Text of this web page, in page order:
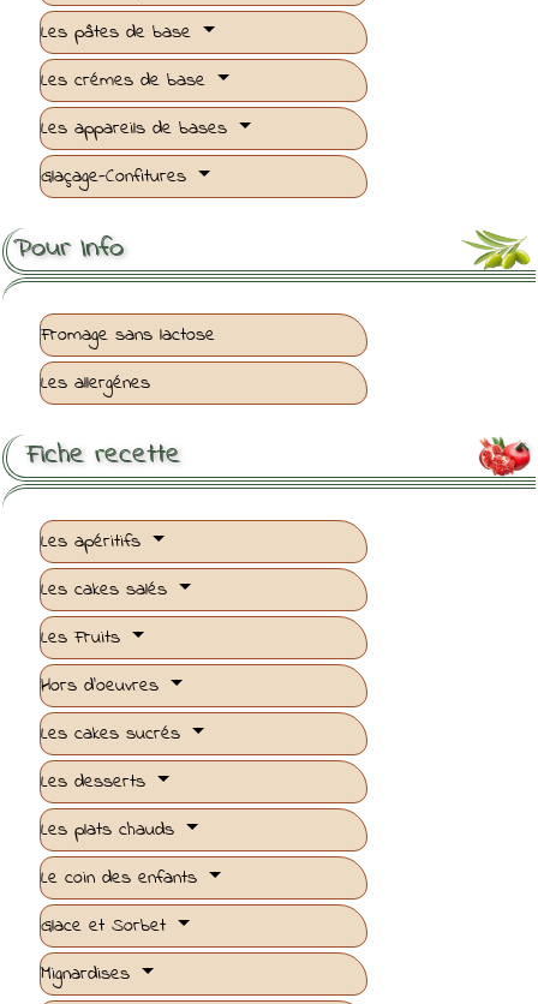
Les pâtes de base
Les crémes de base
Les appareils de bases
Glaçage-Confitures
Pour Info
Fromage sans lactose
Les allergénes

Fiche recette
Les apéritifs
Les cakes salés
Les Fruits
Hors d'oeuvres
Les cakes sucrés
Les desserts
Les plats chauds
Le coin des enfants
Glace et Sorbet
Mignardises